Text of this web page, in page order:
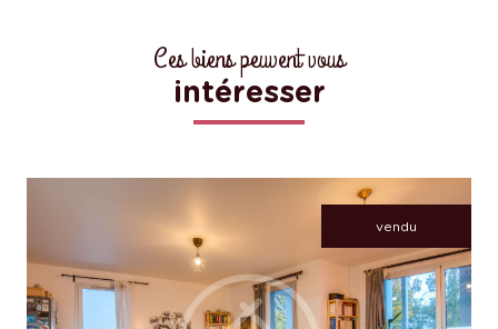
Ces biens peuvent vous
intéresser
vendu